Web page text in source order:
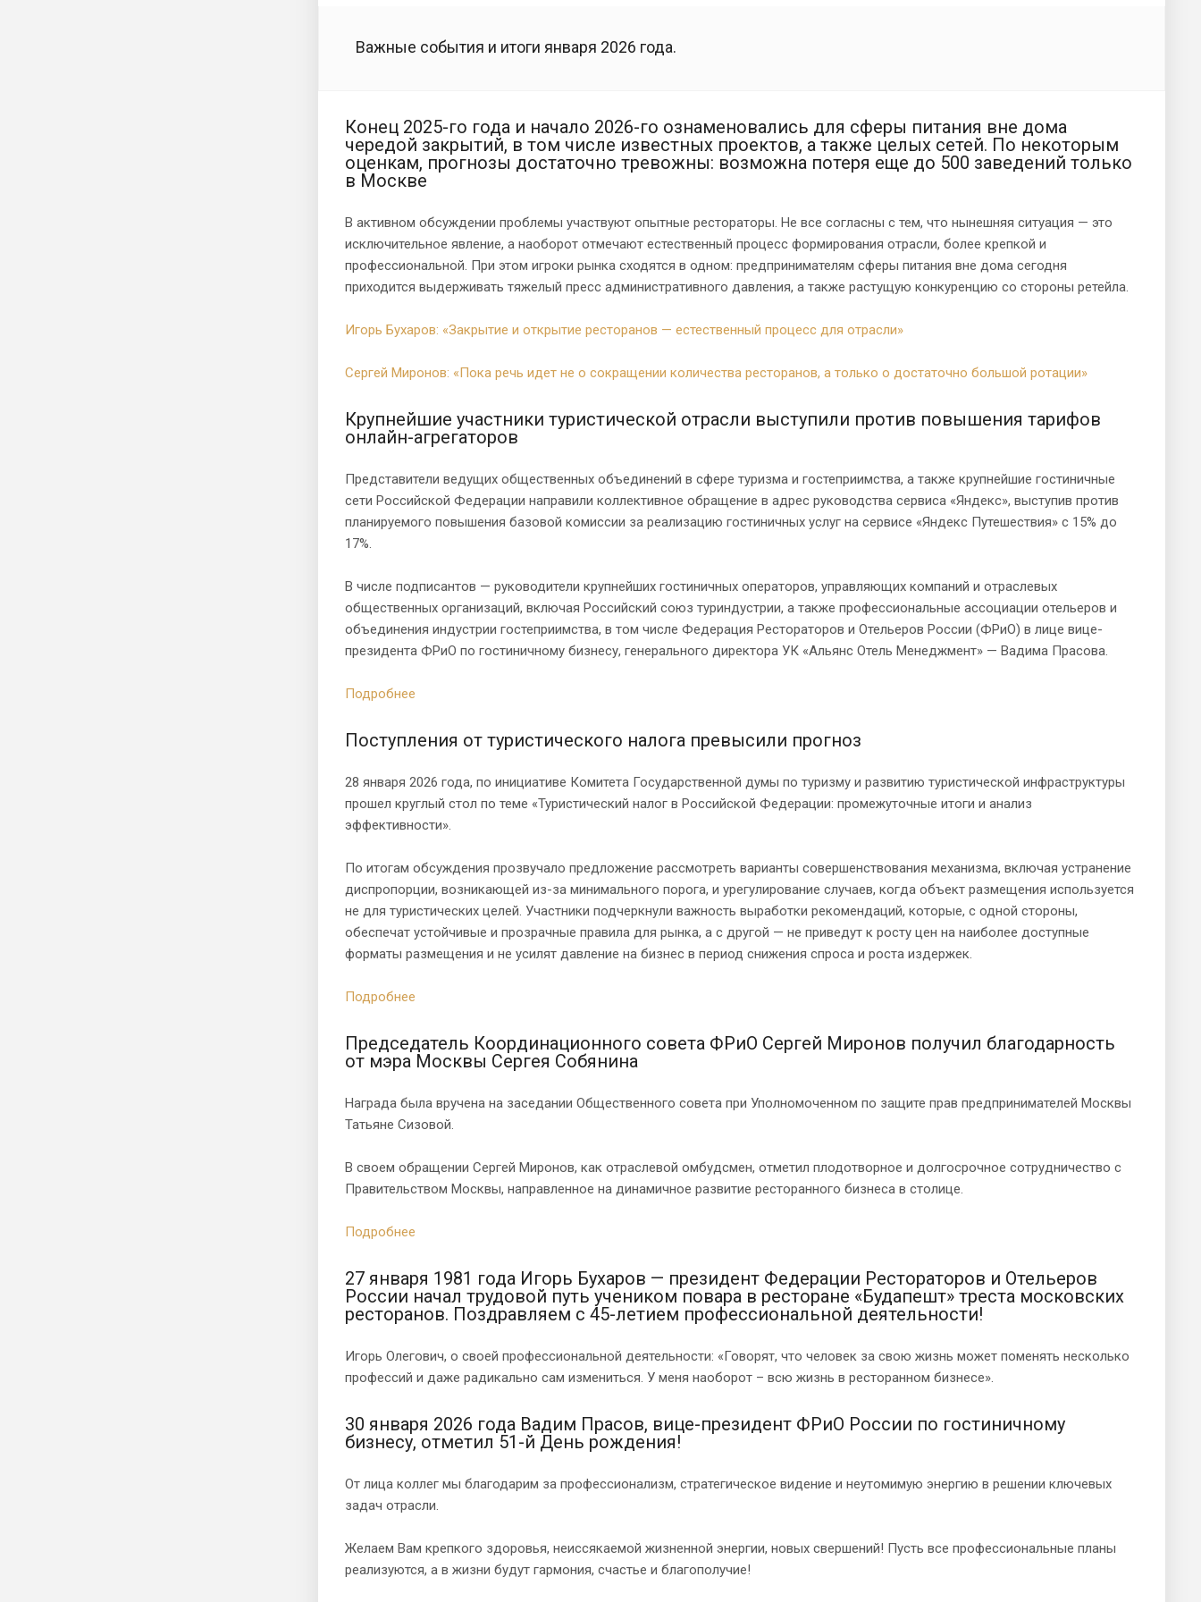
Важные события и итоги января 2026 года.
Конец 2025-го года и начало 2026-го ознаменовались для сферы питания вне дома
чередой закрытий, в том числе известных проектов, а также целых сетей. По некоторым
оценкам, прогнозы достаточно тревожны: возможна потеря еще до 500 заведений только
в Москве
В активном обсуждении проблемы участвуют опытные рестораторы. Не все согласны с тем, что нынешняя ситуация — это
исключительное явление, а наоборот отмечают естественный процесс формирования отрасли, более крепкой и
профессиональной. При этом игроки рынка сходятся в одном: предпринимателям сферы питания вне дома сегодня
приходится выдерживать тяжелый пресс административного давления, а также растущую конкуренцию со стороны ретейла.
Игорь Бухаров: «Закрытие и открытие ресторанов — естественный процесс для отрасли»
Сергей Миронов: «Пока речь идет не о сокращении количества ресторанов, а только о достаточно большой ротации»
Крупнейшие участники туристической отрасли выступили против повышения тарифов
онлайн-агрегаторов
Представители ведущих общественных объединений в сфере туризма и гостеприимства, а также крупнейшие гостиничные
сети Российской Федерации направили коллективное обращение в адрес руководства сервиса «Яндекс», выступив против
планируемого повышения базовой комиссии за реализацию гостиничных услуг на сервисе «Яндекс Путешествия» с 15% до
17%.
В числе подписантов — руководители крупнейших гостиничных операторов, управляющих компаний и отраслевых
общественных организаций, включая Российский союз туриндустрии, а также профессиональные ассоциации отельеров и
объединения индустрии гостеприимства, в том числе Федерация Рестораторов и Отельеров России (ФРиО) в лице вице-
президента ФРиО по гостиничному бизнесу, генерального директора УК «Альянс Отель Менеджмент» — Вадима Прасова.
Подробнее
Поступления от туристического налога превысили прогноз
28 января 2026 года, по инициативе Комитета Государственной думы по туризму и развитию туристической инфраструктуры
прошел круглый стол по теме «Туристический налог в Российской Федерации: промежуточные итоги и анализ
эффективности».
По итогам обсуждения прозвучало предложение рассмотреть варианты совершенствования механизма, включая устранение
диспропорции, возникающей из-за минимального порога, и урегулирование случаев, когда объект размещения используется
не для туристических целей. Участники подчеркнули важность выработки рекомендаций, которые, с одной стороны,
обеспечат устойчивые и прозрачные правила для рынка, а с другой — не приведут к росту цен на наиболее доступные
форматы размещения и не усилят давление на бизнес в период снижения спроса и роста издержек.
Подробнее
Председатель Координационного совета ФРиО Сергей Миронов получил благодарность
от мэра Москвы Сергея Собянина
Награда была вручена на заседании Общественного совета при Уполномоченном по защите прав предпринимателей Москвы
Татьяне Сизовой.
В своем обращении Сергей Миронов, как отраслевой омбудсмен, отметил плодотворное и долгосрочное сотрудничество с
Правительством Москвы, направленное на динамичное развитие ресторанного бизнеса в столице.
Подробнее
27 января 1981 года Игорь Бухаров — президент Федерации Рестораторов и Отельеров
России начал трудовой путь учеником повара в ресторане «Будапешт» треста московских
ресторанов. Поздравляем с 45-летием профессиональной деятельности!
Игорь Олегович, о своей профессиональной деятельности: «Говорят, что человек за свою жизнь может поменять несколько
профессий и даже радикально сам измениться. У меня наоборот – всю жизнь в ресторанном бизнесе».
30 января 2026 года Вадим Прасов, вице-президент ФРиО России по гостиничному
бизнесу, отметил 51-й День рождения!
От лица коллег мы благодарим за профессионализм, стратегическое видение и неутомимую энергию в решении ключевых
задач отрасли.
Желаем Вам крепкого здоровья, неиссякаемой жизненной энергии, новых свершений! Пусть все профессиональные планы
реализуются, а в жизни будут гармония, счастье и благополучие!